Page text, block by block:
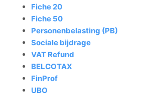
Zie meer
Fiche 20
Fiche 50
Personenbelasting (PB)
Sociale bijdrage
VAT Refund
BELCOTAX
FinProf
UBO